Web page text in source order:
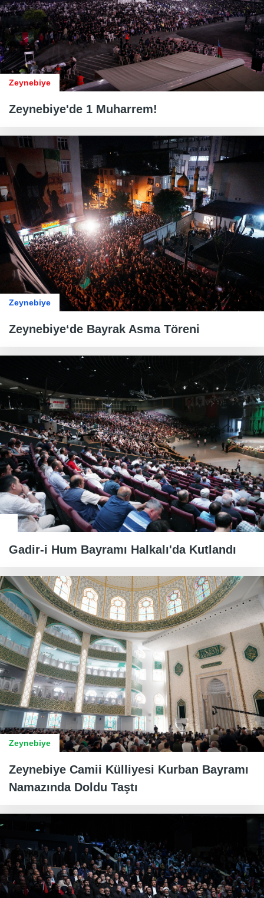
Zeynebiye
Zeynebiye'de 1 Muharrem!
Zeynebiye
Zeynebiye‘de Bayrak Asma Töreni
Gadir-i Hum Bayramı Halkalı'da Kutlandı
Zeynebiye
Zeynebiye Camii Külliyesi Kurban Bayramı
Namazında Doldu Taştı